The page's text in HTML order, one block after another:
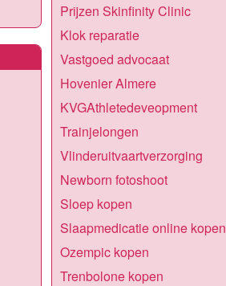
Prijzen Skinfinity Clinic
Klok reparatie
Vastgoed advocaat
Hovenier Almere
KVGAthletedeveopment
Trainjelongen
Vlinderuitvaartverzorging
Newborn fotoshoot
Sloep kopen
Slaapmedicatie online kopen
Ozempic kopen
Trenbolone kopen